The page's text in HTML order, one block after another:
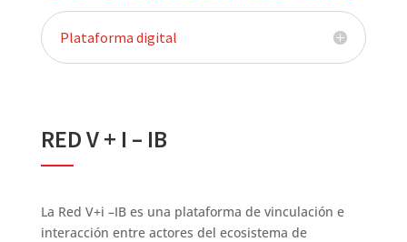
Plataforma digital
RED V + I – IB
La Red V+i –IB es una plataforma de vinculación e
interacción entre actores del ecosistema de